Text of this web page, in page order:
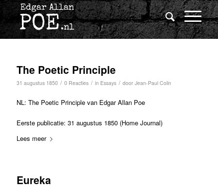
The Poetic Principle
31 augustus 1850 / 0 Reacties / in Essays / door Jean-Paul Colin
NL: The Poetic Principle van Edgar Allan Poe
Eerste publicatie: 31 augustus 1850 (Home Journal)
Lees meer
Eureka